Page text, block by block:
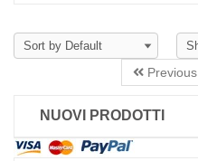
Previous
NUOVI PRODOTTI